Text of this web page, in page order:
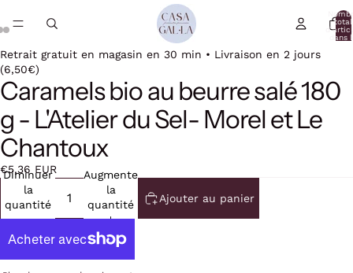
total
dans
Retrait gratuit en magasin en 30 min • Livraison en 2 jours
(6,50€)
Caramels bio au beurre salé 180
g - L'Atelier du Sel- Morel et Le
Chantoux
€5,36 EUR
Diminuer
la
quantité
Augmenter
la
quantité
Ajouter au panier